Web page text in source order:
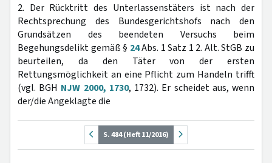
2. Der Rücktritt des Unterlassenstäters ist nach der
Rechtsprechung des Bundesgerichtshofs nach den
Grundsätzen des beendeten Versuchs beim
Begehungsdelikt gemäß § 24Abs. 1 Satz 1 2. Alt. StGB zu
beurteilen, da den Täter von der ersten
Rettungsmöglichkeit an eine Pflicht zum Handeln trifft
(vgl. BGH NJW 2000, 1730, 1732). Er scheidet aus, wenn
der/die Angeklagte die
S. 484 (Heft 11/2016)